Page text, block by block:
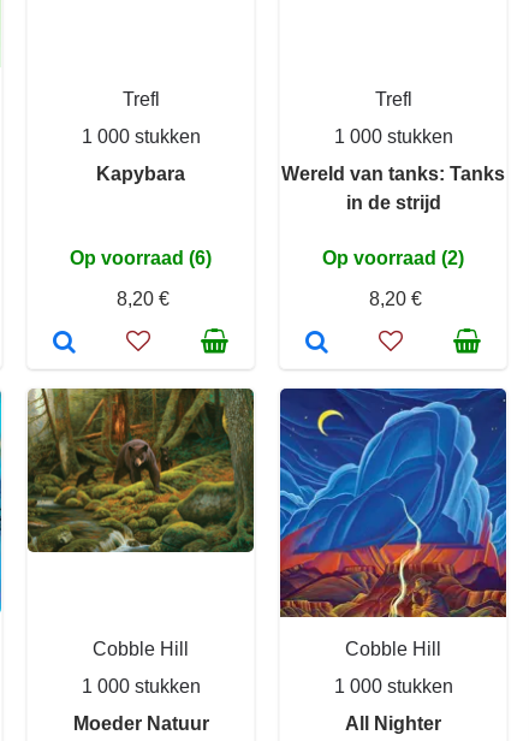
Trefl
1 000 stukken
Kapybara
Op voorraad (6)
8,20 €
Trefl
1 000 stukken
Wereld van tanks: Tanks
in de strijd
Op voorraad (2)
8,20 €
Cobble Hill
1 000 stukken
Moeder Natuur
Cobble Hill
1 000 stukken
All Nighter